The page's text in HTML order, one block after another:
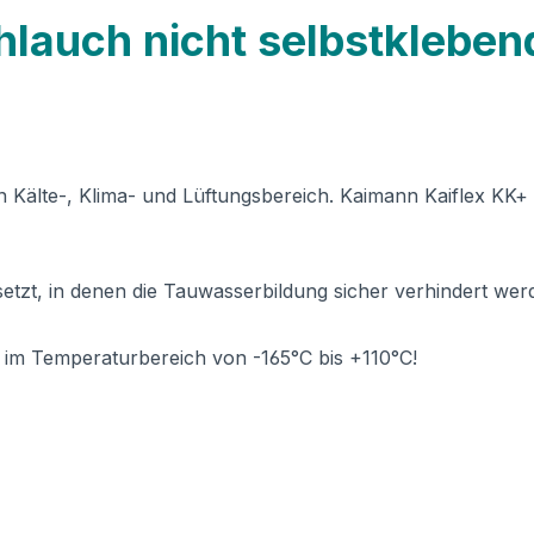
nicht
, Klima- und Lüftungsbereich. Kaimann Kaiflex
in denen die Tauwasserbildung sicher verhindert
Temperaturbereich von -165°C bis +110°C!